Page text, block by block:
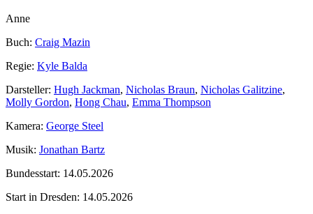
Anne
Buch: Craig Mazin
Regie: Kyle Balda
Darsteller: Hugh Jackman, Nicholas Braun, Nicholas Galitzine,
Molly Gordon, Hong Chau, Emma Thompson
Kamera: George Steel
Musik: Jonathan Bartz
Bundesstart: 14.05.2026
Start in Dresden: 14.05.2026